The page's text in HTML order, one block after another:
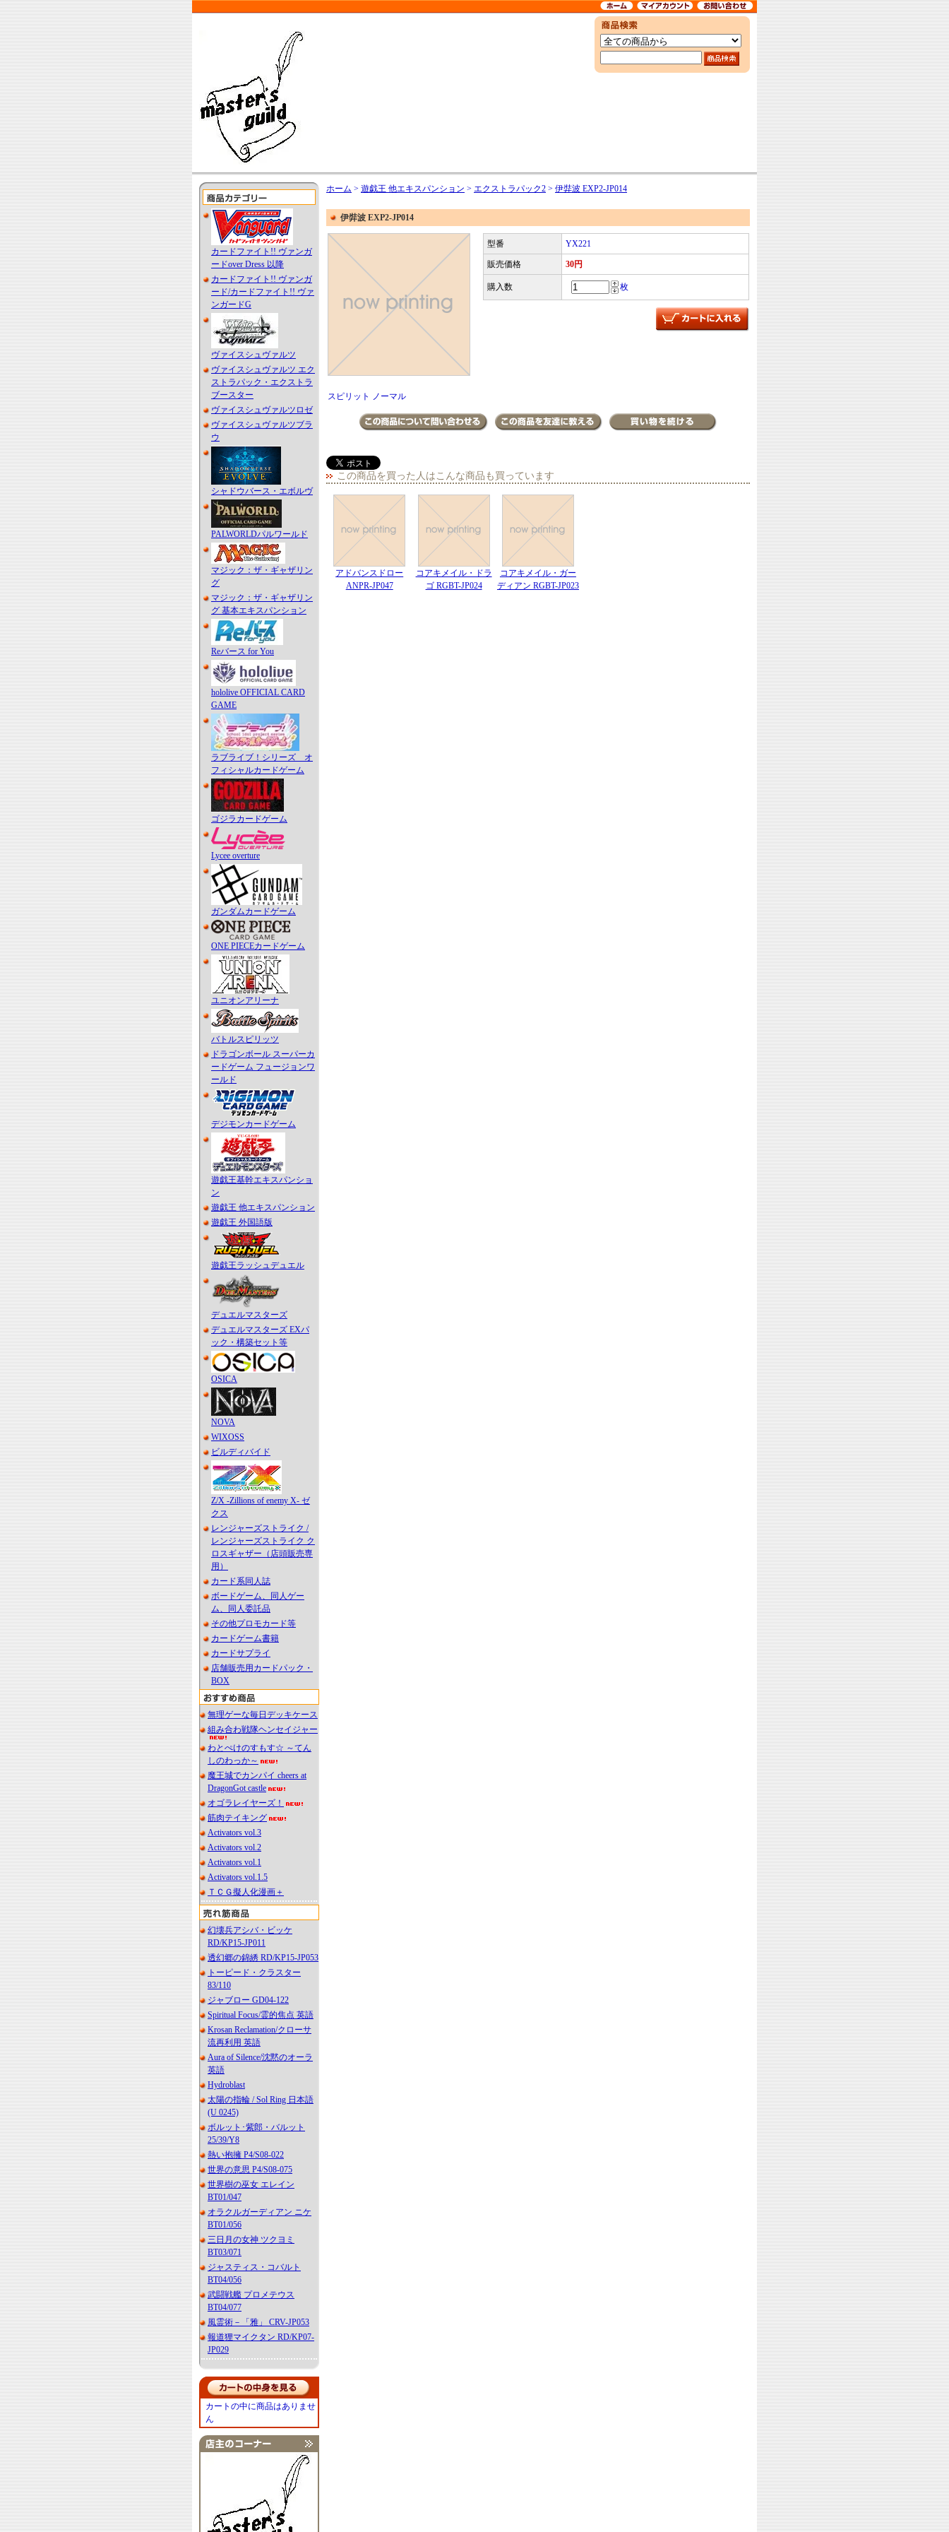
カードファイト!! ヴァンガ
ードover Dress 以降
カードファイト!! ヴァンガ
ード/カードファイト!! ヴァ
ンガードG
ヴァイスシュヴァルツ
ヴァイスシュヴァルツ エク
ストラパック・エクストラ
ブースター
ヴァイスシュヴァルツロゼ
ヴァイスシュヴァルツブラ
ウ
シャドウバース・エボルヴ
PALWORLDパルワールド
マジック：ザ・ギャザリン
グ
マジック：ザ・ギャザリン
グ 基本エキスパンション
Reバース for You
hololive OFFICIAL CARD
GAME
ラブライブ！シリーズ オ
フィシャルカードゲーム
ゴジラカードゲーム
Lycee overture
ガンダムカードゲーム
ONE PIECEカードゲーム
ユニオンアリーナ
バトルスピリッツ
ドラゴンボール スーパーカ
ードゲーム フュージョンワ
ールド
デジモンカードゲーム
遊戯王基幹エキスパンショ
ン
遊戯王 他エキスパンション
遊戯王 外国語版
遊戯王ラッシュデュエル
デュエルマスターズ
デュエルマスターズ EXパ
ック・構築セット等
OSICA
NOVA
WIXOSS
ビルディバイド
Z/X -Zillions of enemy X- ゼ
クス
レンジャーズストライク /
レンジャーズストライク ク
ロスギャザー（店頭販売専
用）
カード系同人誌
ボードゲーム、同人ゲー
ム、同人委託品
その他プロモカード等
カードゲーム書籍
カードサプライ
店舗販売用カードパック・
BOX
無理ゲーな毎日デッキケース
組み合わ戦隊ヘンセイジャー
わとぺけのすもす☆ ～てん
しのわっか～
魔王城でカンパイ cheers at
DragonGot castle
オゴラレイヤーズ！
筋肉テイキング
Activators vol.3
Activators vol.2
Activators vol.1
Activators vol.1.5
ＴＣＧ擬人化漫画＋
幻壊兵アシバ・ビッケ
RD/KP15-JP011
透幻郷の錦綉 RD/KP15-JP053
トーピード・クラスター
83/110
ジャブロー GD04-122
Spiritual Focus/霊的焦点 英語
Krosan Reclamation/クローサ
流再利用 英語
Aura of Silence/沈黙のオーラ
英語
Hydroblast
太陽の指輪 / Sol Ring 日本語
(U 0245)
ボルット･紫郎・バルット
25/39/Y8
熱い抱擁 P4/S08-022
世界の意思 P4/S08-075
世界樹の巫女 エレイン
BT01/047
オラクルガーディアン ニケ
BT01/056
三日月の女神 ツクヨミ
BT03/071
ジャスティス・コバルト
BT04/056
武闘戦艦 プロメテウス
BT04/077
風霊術－「雅」 CRV-JP053
報道狸マイクタン RD/KP07-
JP029
カートの中に商品はありませ
ん
ホーム > 遊戯王 他エキスパンション > エクストラパック2 > 伊弉波 EXP2-JP014
伊弉波 EXP2-JP014
型番 YX221
販売価格 30円
購入数 枚
スピリット ノーマル
この商品を買った人はこんな商品も買っています
アドバンスドロー
ANPR-JP047
コアキメイル・ドラ
ゴ RGBT-JP024
コアキメイル・ガー
ディアン RGBT-JP023